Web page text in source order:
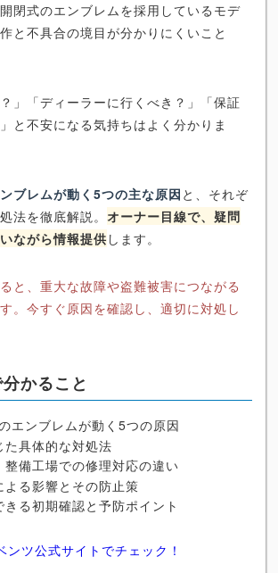
閉式のエンブレムを採用しているモデ
と不具合の境目が分かりにくいこと
」「ディーラーに行くべき？」「保証
と不安になる気持ちはよく分かりま
ブレムが動く5つの主な原因 と、それぞ
法を徹底解説。 オーナー目線で、疑問
ながら情報提供 します。
と、重大な故障や盗難被害につながる
。今すぐ原因を確認し、適切に対処し
かること
エンブレムが動く5つの原因
た具体的な対処法
整備工場での修理対応の違い
よる影響とその防止策
る初期確認と予防ポイント
ツ公式サイトでチェック！